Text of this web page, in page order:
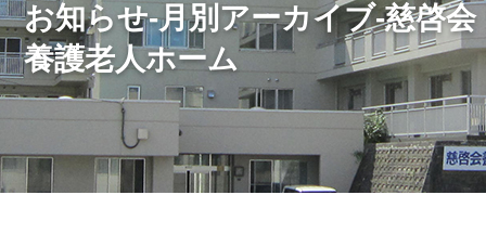
お知らせ-月別アーカイブ-慈啓会
養護老人ホーム